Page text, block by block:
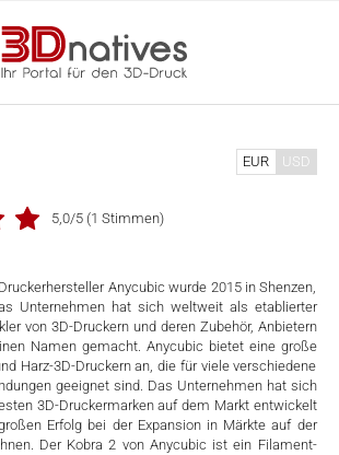
5,0/5 (1 Stimmen)
Anycubic wurde 2015 in Shenzen,
Unternehmen hat sich weltweit als etablierter
von 3D-Druckern und deren Zubehör, Anbietern
Namen gemacht. Anycubic bietet eine große
Harz-3D-Druckern an, die für viele verschiedene
geeignet sind. Das Unternehmen hat sich
3D-Druckermarken auf dem Markt entwickelt
Erfolg bei der Expansion in Märkte auf der
Der Kobra 2 von Anycubic ist ein Filament-
EUR USD